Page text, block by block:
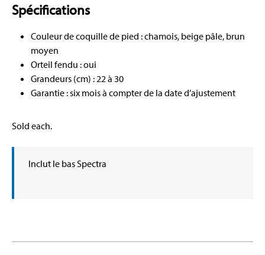
Spécifications
Couleur de coquille de pied : chamois, beige pâle, brun
moyen
Orteil fendu : oui
Grandeurs (cm) : 22 à 30
Garantie : six mois à compter de la date d’ajustement
Sold each.
Inclut le bas Spectra